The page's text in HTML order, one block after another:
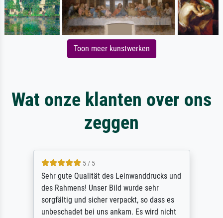
Toon meer kunstwerken
Wat onze klanten over ons
zeggen
5 / 5
Sehr gute Qualität des Leinwanddrucks und
des Rahmens! Unser Bild wurde sehr
sorgfältig und sicher verpackt, so dass es
unbeschadet bei uns ankam. Es wird nicht